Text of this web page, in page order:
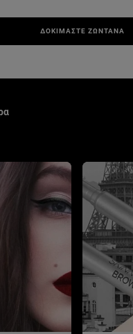
ΔΟΚΙΜΑΣΤΕ ΖΩΝΤΑΝΑ